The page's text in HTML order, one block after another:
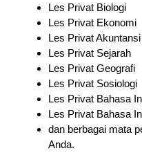
Les Privat Biologi
Les Privat Ekonomi
Les Privat Akuntansi
Les Privat Sejarah
Les Privat Geografi
Les Privat Sosiologi
Les Privat Bahasa
Les Privat Bahasa
dan berbagai mata
Anda.